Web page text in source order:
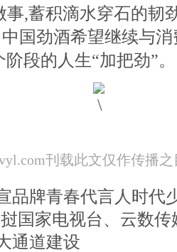
事,蓄积滴水穿石的韧
国劲酒希望继续与
段的人生“加把劲”。
刊载此文仅作传播
品牌青春代言人时代
国家电视台、云数
通道建设